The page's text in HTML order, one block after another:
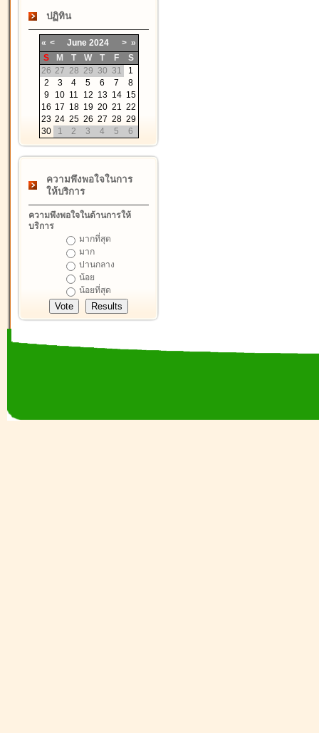
ปฏิทิน
« < June 2024 > »
S
M T W T F
S
26 27 28 29 30 31
1
2
3 4 5 6 7
8
9
10 11 12 13 14 15
16 17 18 19 20 21 22
23 24 25 26 27 28 29
30
1 2 3 4 5 6
ความพึงพอใจในการ
ให้บริการ
ความพึงพอใจในด้านการให้
บริการ
มากที่สุด
มาก
ปานกลาง
น้อย
น้อยที่สุด